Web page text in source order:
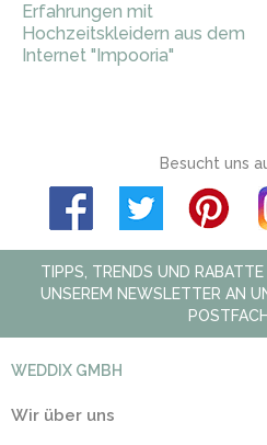
Erfahrungen mit
Hochzeitskleidern aus dem
Internet "Impooria"
Besucht uns
TIPPS, TRENDS UND
UNSEREM NEWSLETTER AN
POSTFACH
WEDDIX GMBH
Wir über uns